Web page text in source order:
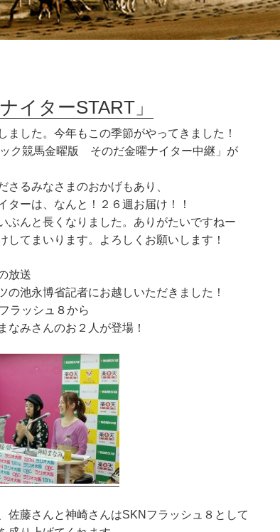
イターSTART」
ました。今年もこの季節がやってきました！
ック競馬金曜版 そのだ金曜ナイター中継」が
さるみなさまのおかげもあり、
ターは、なんと！２６週お届け！！
ぶんと長くなりました。ありがたいですねー
してまいります。よろしくお願いします！
放送
の池永博省記者にお越しいただきました！
ラッシュ８から
なみさんのお２人が登場！
佐藤さんと神崎さんはSKNフラッシュ８として